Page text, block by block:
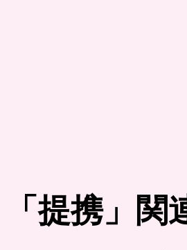
「提携」関